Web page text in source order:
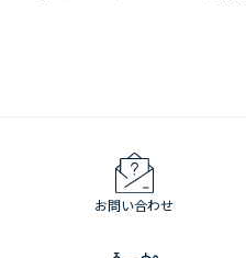
お問い合わせ